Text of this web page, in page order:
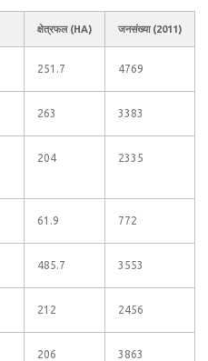
क्षेत्रफल (HA) जनसंख्या (2011)
251.7 4769
263 3383
204 2335
61.9 772
485.7 3553
212 2456
206 3863